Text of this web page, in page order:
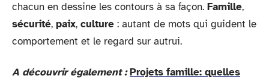
chacun en dessine les contours à sa façon. Famille,
sécurité, paix, culture : autant de mots qui guident le
comportement et le regard sur autrui.
A découvrir également : Projets famille: quelles